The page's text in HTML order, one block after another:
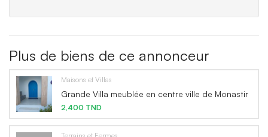
Plus de biens de ce annonceur
Maisons et Villas
Grande Villa meublée en centre ville de Monastir
2,400 TND